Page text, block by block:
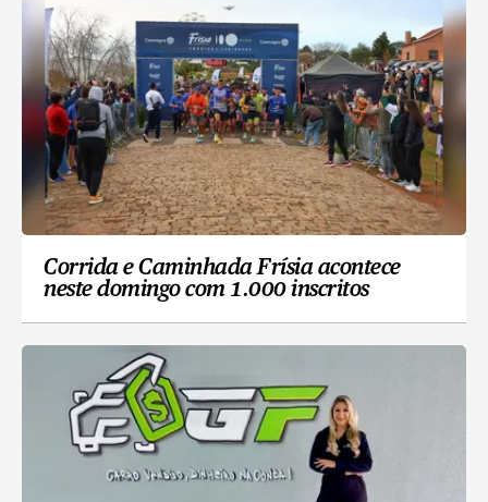
Corrida e Caminhada Frísia acontece
neste domingo com 1.000 inscritos